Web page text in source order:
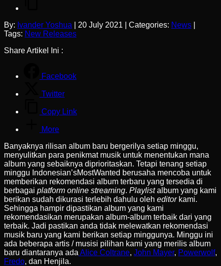
By: Ivander Yoshua 20 July 2021 Categories: News
Tags: New Releases
Share Artikel Ini :
Facebook
Twitter
Copy Link
More
Banyaknya rilisan album baru bergerilya setiap minggu,
menyulitkan para penikmat musik untuk menentukan mana
album yang sebaiknya diprioritaskan. Tetapi tenang setiap
minggu Indonesian’sMostWanted berusaha mencoba untuk
memberikan rekomendasi album terbaru yang tersedia di
berbagai platform online streaming. Playlistalbum yang kami
berikan sudah dikurasi terlebih dahulu oleh editorkami.
Sehingga hampir dipastikan album yang kami
rekomendasikan merupakan album-album terbaik dari yang
terbaik. Jadi pastikan anda tidak melewatkan rekomendasi
musik baru yang kami berikan setiap minggunya. Minggu ini
ada beberapa artis / musisi pilihan kami yang merilis album
baru diantaranya ada Alice Coltrane, John Mayer, Powerwolf,
Fredo, dan Henjila.